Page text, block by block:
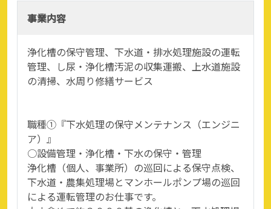
事業内容
浄化槽の保守管理、下水道・排水処理施設の運転
管理、し尿・浄化槽汚泥の収集運搬、上水道施設
の清掃、水周り修繕サービス
職種①『下水処理の保守メンテナンス（エンジニ
ア）』
○設備管理・浄化槽・下水の保守・管理
浄化槽（個人、事業所）の巡回による保守点検、
下水道・農集処理場とマンホールポンプ場の巡回
による運転管理のお仕事です。